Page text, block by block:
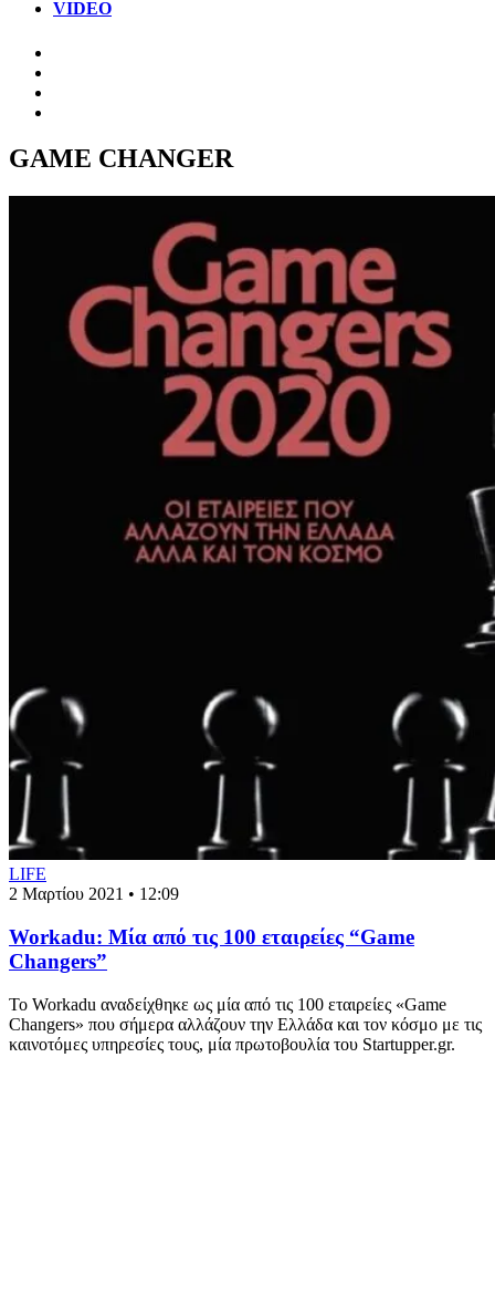
VIDEO
GAME CHANGER
LIFE
2 Μαρτίου 2021 • 12:09
Workadu: Μία από τις 100 εταιρείες “Game
Changers”
Το Workadu αναδείχθηκε ως μία από τις 100 εταιρείες «Game
Changers» που σήμερα αλλάζουν την Ελλάδα και τον κόσμο με τις
καινοτόμες υπηρεσίες τους, μία πρωτοβουλία του Startupper.gr.